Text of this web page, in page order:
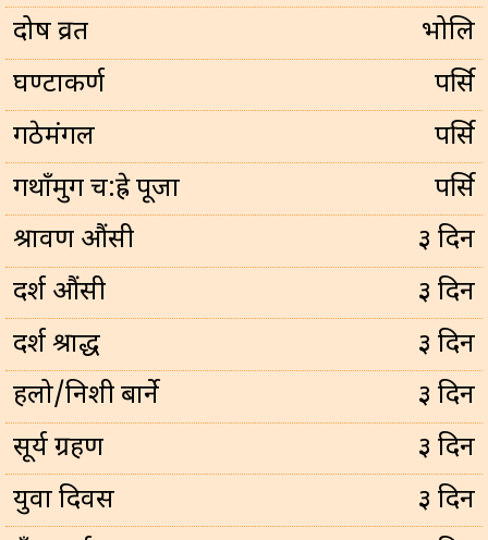
प्रदोष व्रत
भोलि
घण्टाकर्ण
पर्सि
गठेमंगल
पर्सि
गथाँमुग च:ह्रे पूजा
पर्सि
श्रावण औंसी
३ दिन
दर्श औंसी
३ दिन
दर्श श्राद्ध
३ दिन
हलो/निशी बार्ने
३ दिन
सूर्य ग्रहण
३ दिन
युवा दिवस
३ दिन